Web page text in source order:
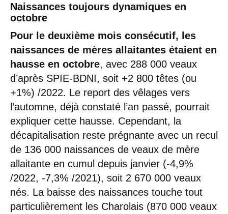
Naissances toujours dynamiques en
octobre
Pour le deuxième mois consécutif, les
naissances de mères allaitantes étaient en
hausse en octobre, avec 288 000 veaux
d’après SPIE-BDNI, soit +2 800 têtes (ou
+1%) /2022. Le report des vêlages vers
l’automne, déjà constaté l’an passé, pourrait
expliquer cette hausse. Cependant, la
décapitalisation reste prégnante avec un recul
de 136 000 naissances de veaux de mère
allaitante en cumul depuis janvier (-4,9%
/2022, -7,3% /2021), soit 2 670 000 veaux
nés. La baisse des naissances touche tout
particulièrement les Charolais (870 000 veaux